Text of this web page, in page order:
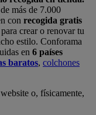
más de 7.000
con recogida gratis
crear o renovar tu
estilo. Conforama
en 6 países
baratos, colchones
o, físicamente,